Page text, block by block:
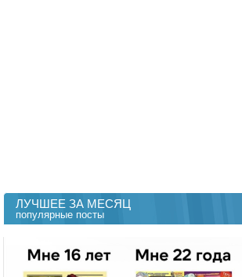
ЛУЧШЕЕ ЗА МЕСЯЦ
популярные посты